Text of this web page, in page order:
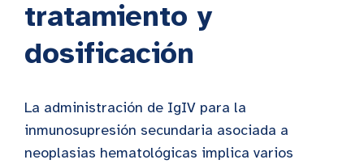
tratamiento y
dosificación
La administración de IgIV para la
inmunosupresión secundaria asociada a
neoplasias hematológicas implica varios